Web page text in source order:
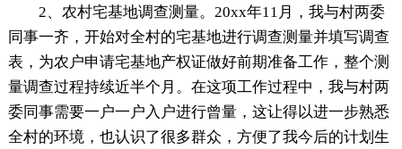
2、农村宅基地调查测量。20xx年11月，我与村两委
同事一齐，开始对全村的宅基地进行调查测量并填写调查
表，为农户申请宅基地产权证做好前期准备工作，整个测
量调查过程持续近半个月。在这项工作过程中，我与村两
委同事需要一户一户入户进行曾量，这让得以进一步熟悉
全村的环境，也认识了很多群众，方便了我今后的计划生